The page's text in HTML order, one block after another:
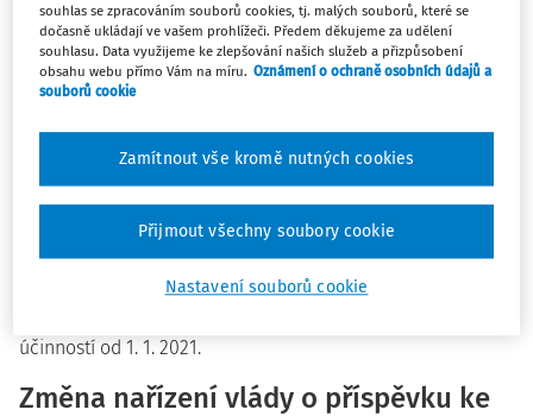
pracovním úrazem nebo nemocí z povolání a o úpravě
náhrady nákladů na výživu pozůstalých podle
pracovněprávních předpisů (nařízení o úpravě náhrady),
vyšlo v částce 213/2020 Sbírky zákonů, rozeslané dne 11.
12. 2020, s účinností od 1. 1. 2021.
Základní sazby zahraničního
stravného pro rok 2021
Vyhláška č.510/2020 Sb., o stanovení výše základních
sazeb zahraničního stravného pro rok 2021, vyšla v částce
účinností od 1. 1. 2021.
Změna nařízení vlády o příspěvku ke
souhlas se zpracováním souborů cookies, tj. malých souborů, které se
dočasně ukládají ve vašem prohlížeči. Předem děkujeme za udělení
souhlasu. Data využijeme ke zlepšování našich služeb a přizpůsobení
obsahu webu přímo Vám na míru. Oznámení o ochraně osobních údajů a
souborů cookie
Nastavení souborů cookie
Zamítnout vše kromě nutných cookies
Přijmout všechny soubory cookie